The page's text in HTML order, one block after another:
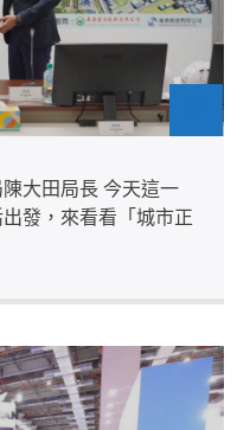
大田局長 今天這一
發，來看看「城市正